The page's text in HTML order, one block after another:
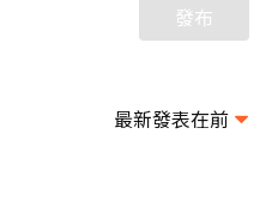
發布
最新發表在前